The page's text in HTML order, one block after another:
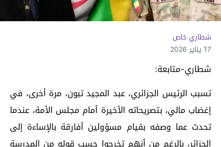
شطاري خاص
17 يناير 2026
شطاري-متابعة:
تسبب الرئيس الجزائري، عبد المجيد تبون، مرة أخرى، في
إغضاب مالي، بتصريحاته الأخيرة أمام مجلس الأمة، عندما
تحدث عما وصفه بقيام مسؤولين أفارقة بالإساءة إلى
الجزائر، بالرغم من أنهم تخرجوا حسب قوله من المدرسة